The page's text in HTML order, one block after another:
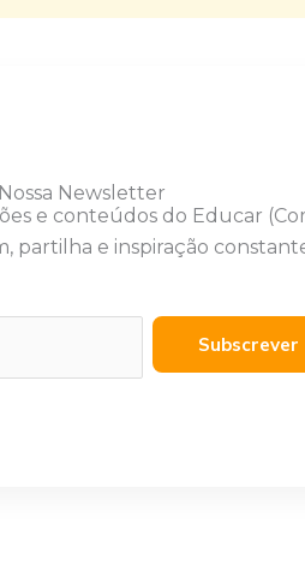
Newsletter
e conteúdos do Educar
partilha e inspiração
Subscrever